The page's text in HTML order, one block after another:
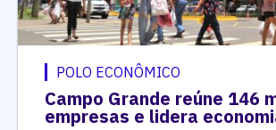
POLO ECONÔMICO
Campo Grande reúne 146
empresas e lidera